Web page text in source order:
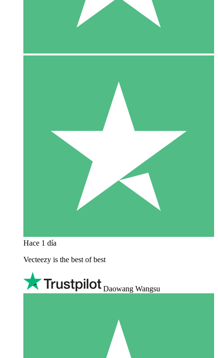
Hace 1 día
Vecteezy is the best of best
Daowang Wangsu